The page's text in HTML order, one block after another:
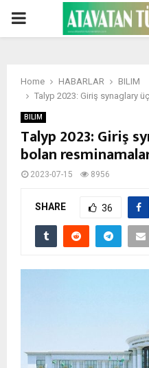
PRIMARY
Home HABARLAR
BILIM
Talyp 2023: Giriş synaglary
BILIM
Talyp 2023: Giriş
bolan
2023-07-15 8956
SHARE 36